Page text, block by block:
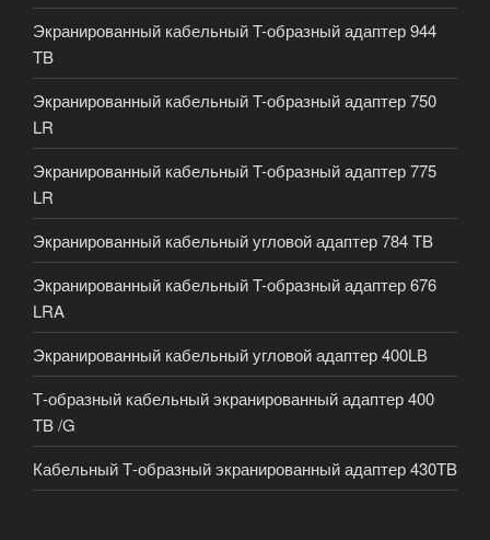
Экранированный кабельный T-образный адаптер 944
TB
Экранированный кабельный T-образный адаптер 750
LR
Экранированный кабельный T-образный адаптер 775
LR
Экранированный кабельный угловой адаптер 784 TB
Экранированный кабельный T-образный адаптер 676
LRA
Экранированный кабельный угловой адаптер 400LВ
Т-образный кабельный экранированный адаптер 400
TB /G
Кабельный Т-образный экранированный адаптер 430TB